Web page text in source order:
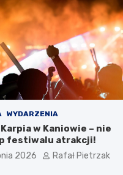
WYDARZENIA
w Kaniowie – nie
festiwalu atrakcji!
2026 Rafał Pietrzak